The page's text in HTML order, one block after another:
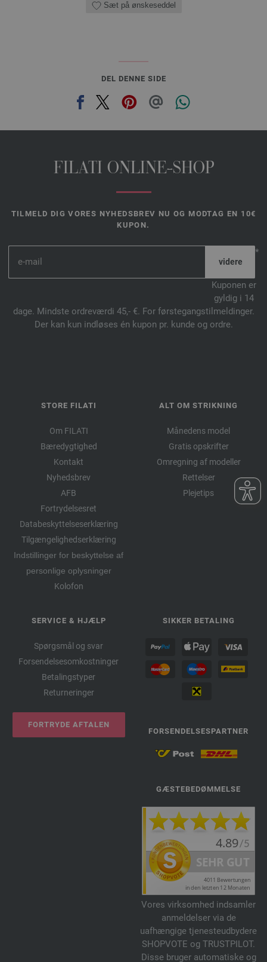
Sæt på ønskeseddel
DEL DENNE SIDE
FILATI ONLINE-SHOP
TILMELD DIG VORES NYHEDSBREV NU OG MODTAG EN 10€
KUPON.
*
Kuponen er
gyldig i 14
dage. Mindste ordreværdi 45,- €. For førstegangstilmeldinger.
Der kan kun indløses én kupon pr. kunde og ordre.
STORE FILATI
Om FILATI
Bæredygtighed
Kontakt
Nyhedsbrev
AFB
Fortrydelsesret
Databeskyttelseserklæring
Tilgængelighedserklæring
Indstillinger for beskyttelse af
personlige oplysninger
Kolofon
ALT OM STRIKNING
Månedens model
Gratis opskrifter
Omregning af modeller
Rettelser
Plejetips
SERVICE & HJÆLP
Spørgsmål og svar
Forsendelsesomkostninger
Betalingstyper
Returneringer
FORTRYDE AFTALEN
SIKKER BETALING
FORSENDELSESPARTNER
GÆSTEBEDØMMELSE
Vores virksomhed indsamler
anmeldelser via de
uafhængige tjenesteudbydere
SHOPVOTE og TRUSTPILOT.
Disse bruger automatiske og